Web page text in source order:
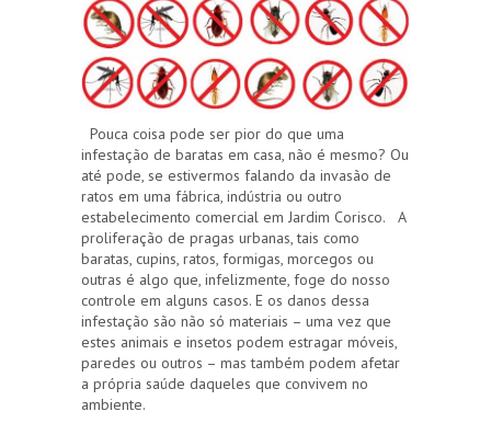
Pouca coisa pode ser pior do que uma
infestação de baratas em casa, não é mesmo? Ou
até pode, se estivermos falando da invasão de
ratos em uma fábrica, indústria ou outro
estabelecimento comercial em Jardim Corisco. A
proliferação de pragas urbanas, tais como
baratas, cupins, ratos, formigas, morcegos ou
outras é algo que, infelizmente, foge do nosso
controle em alguns casos. E os danos dessa
infestação são não só materiais – uma vez que
estes animais e insetos podem estragar móveis,
paredes ou outros – mas também podem afetar
a própria saúde daqueles que convivem no
ambiente.